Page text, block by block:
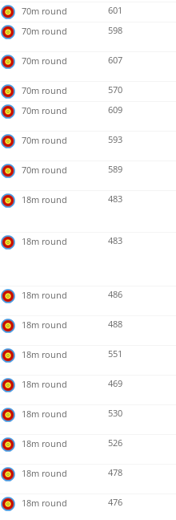
70m round
601
70m round 598
70m round 607
70m round
570
70m round 609
70m round 593
70m round 589
18m round 483
18m round 483
18m round 486
18m round 488
18m round 551
18m round 469
18m round 530
18m round 526
18m round 478
18m round 476